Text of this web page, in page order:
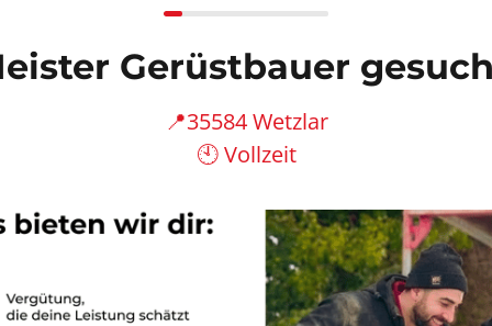
Gerüstbauer
📍35584 Wetzlar
🕙 Vollzeit